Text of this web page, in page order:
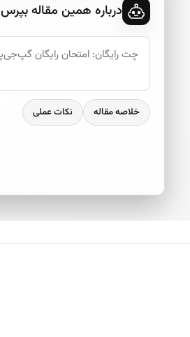
درباره همین مقاله بپرس
خلاصه مقاله نکات عملی